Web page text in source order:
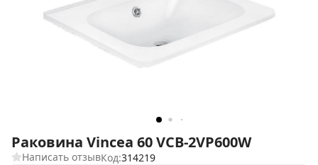
Раковина Vincea 60 VCB-2VP600W
Написать отзывКод:314219